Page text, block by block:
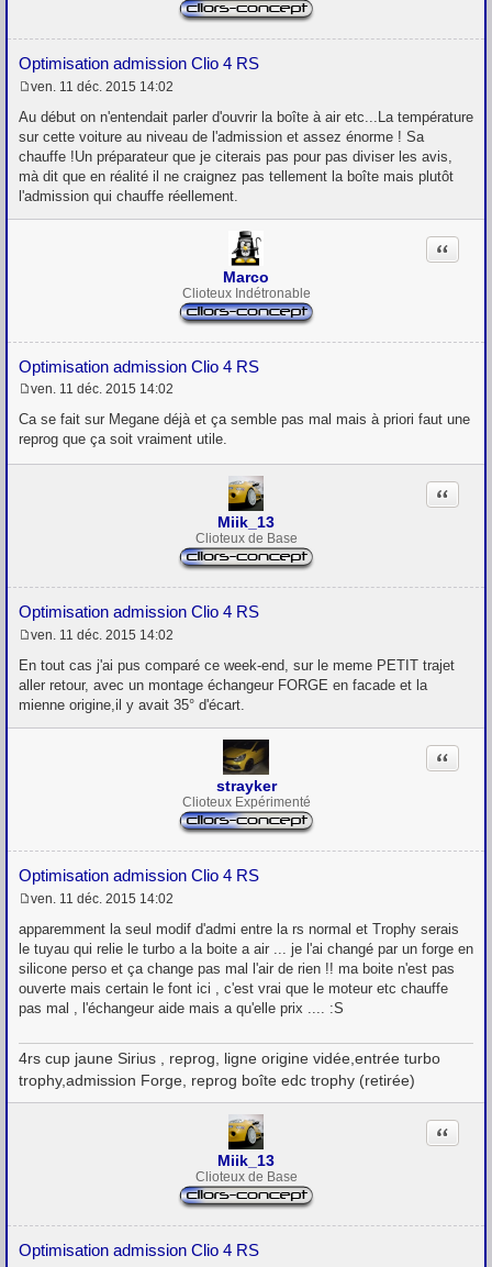
Optimisation admission Clio 4 RS
e
s
a
g
e
ven. 11 déc. 2015 14:02
Au début on n'entendait parler d'ouvrir la boîte à air etc...La température
sur cette voiture au niveau de l'admission et assez énorme ! Sa
chauffe !Un préparateur que je citerais pas pour pas diviser les avis,
mà dit que en réalité il ne craignez pas tellement la boîte mais plutôt
l'admission qui chauffe réellement.
Marco
Clioteux Indétronable
Optimisation admission Clio 4 RS
Citation
e
s
a
ven. 11 déc. 2015 14:02
Ca se fait sur Megane déjà et ça semble pas mal mais à priori faut une
reprog que ça soit vraiment utile.
Miik_13
Clioteux de Base
Optimisation admission Clio 4 RS
Citation
e
s
s
a
g
ven. 11 déc. 2015 14:02
En tout cas j'ai pus comparé ce week-end, sur le meme PETIT trajet
aller retour, avec un montage échangeur FORGE en facade et la
mienne origine,il y avait 35° d'écart.
strayker
Clioteux Expérimenté
Optimisation admission Clio 4 RS
Citation
e
s
s
a
g
e
ven. 11 déc. 2015 14:02
apparemment la seul modif d'admi entre la rs normal et Trophy serais
le tuyau qui relie le turbo a la boite a air ... je l'ai changé par un forge en
silicone perso et ça change pas mal l'air de rien !! ma boite n'est pas
ouverte mais certain le font ici , c'est vrai que le moteur etc chauffe
pas mal , l'échangeur aide mais a qu'elle prix .... :S
4rs cup jaune Sirius , reprog, ligne origine vidée,entrée turbo
trophy,admission Forge, reprog boîte edc trophy (retirée)
Miik_13
Clioteux de Base
Optimisation admission Clio 4 RS
Citation